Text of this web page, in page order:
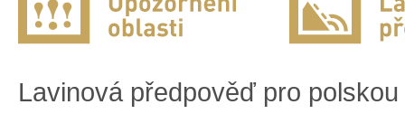
Lavinová předpověď pro